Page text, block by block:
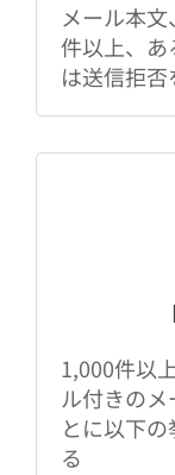
メール本
件以上、
は送信拒否
1,000件以
ル付きの
とに以下
る